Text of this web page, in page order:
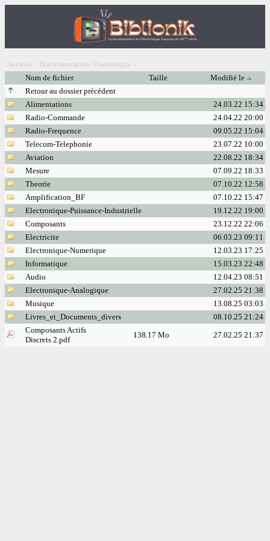
Accueil > Documentation-Thematique
Nom de fichier
Taille
Modifié le
Retour au dossier précédent
Alimentations
24.03.22 15:34
Radio-Commande
24.04.22 20:00
Radio-Frequence
09.05.22 15:04
Telecom-Telephonie
23.07.22 10:00
Aviation
22.08.22 18:34
Mesure
07.09.22 18:33
Theorie
07.10.22 12:58
Amplification_BF
07.10.22 15:47
Electronique-Puissance-Industrielle
19.12.22 19:00
Composants
23.12.22 22:06
Electricite
06.03.23 09:11
Electronique-Numerique
12.03.23 17:25
Informatique
15.03.23 22:48
Audio
12.04.23 08:51
Electronique-Analogique
27.02.25 21:38
Musique
13.08.25 03:03
Livres_et_Documents_divers
08.10.25 21:24
Composants Actifs
Discrets 2.pdf
138.17 Mo 27.02.25 21:37